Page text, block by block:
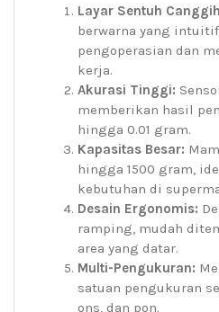
Layar Sentuh
berwarna yang
pengoperasian dan
kerja.
Akurasi Tinggi:
memberikan hasil
hingga 0.01 gram.
Kapasitas Besar:
hingga 1500 gram,
kebutuhan di
Desain Ergonomis:
ramping, mudah
area yang datar.
Multi-Pengukuran:
satuan pengukuran
ons, dan pon.